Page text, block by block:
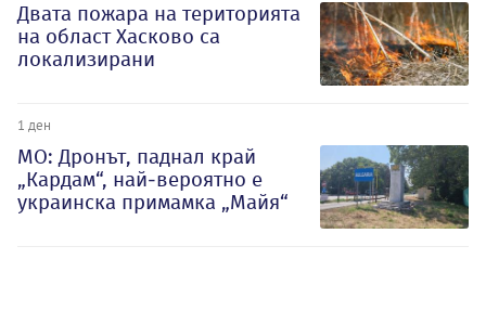
Двата пожара на територията
на област Хасково са
локализирани
1 ден
МО: Дронът, паднал край
„Кардам“, най-вероятно е
украинска примамка „Майя“